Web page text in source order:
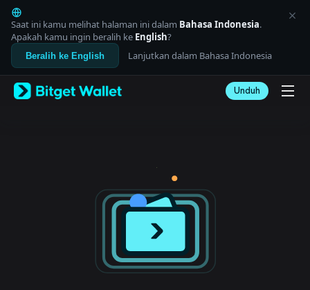
English
日本語
Tiếng Việt
Русский
Español (Latinoamérica)
Italiano
Saat ini kamu melihat halaman ini dalam Bahasa Indonesia.
Apakah kamu ingin beralih ke English?
Beralih ke English Lanjutkan dalam Bahasa Indonesia
Unduh